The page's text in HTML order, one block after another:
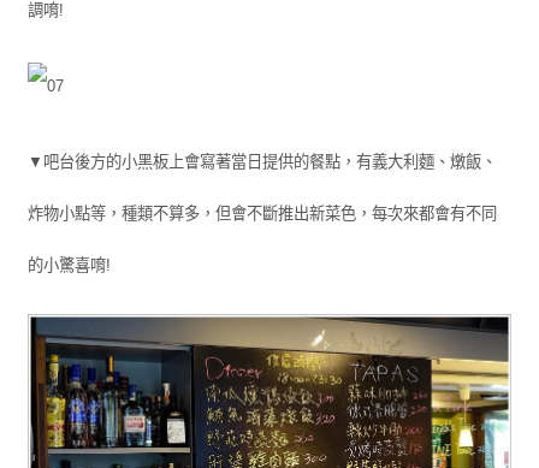
調唷!
▼吧台後方的小黑板上會寫著當日提供的餐點，有義大利麵、燉飯、
炸物小點等，種類不算多，但會不斷推出新菜色，每次來都會有不同
的小驚喜唷!